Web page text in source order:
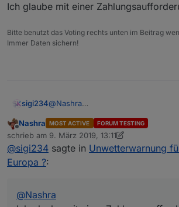
Ich glaube mit einer
Bitte benutzt das Voting rechts unten im Beitrag
Immer Daten sichern!
sigi234@Nashra
Offline
Nashra MOST ACTIVE FORUM TESTING
schrieb am 9. März 2019, 13:11
zuletzt editiert von Nashra3. Sept. 2019, 14:12
@sigi234 sagte in Unwetterwarnung
Europa ?:
@Nashra